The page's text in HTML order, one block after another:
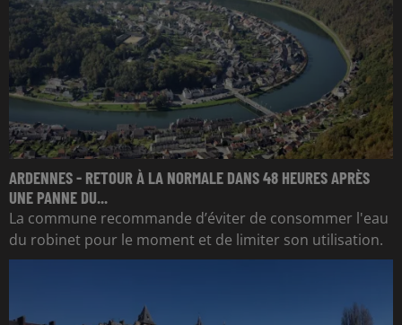
ARDENNES - RETOUR À LA NORMALE DANS 48 HEURES APRÈS
UNE PANNE DU...
La commune recommande d’éviter de consommer l'eau
du robinet pour le moment et de limiter son utilisation.